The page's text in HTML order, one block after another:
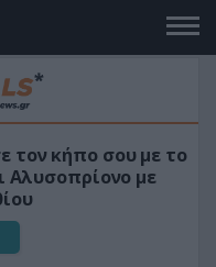
τριβόλι + VIP
λίμπιντο